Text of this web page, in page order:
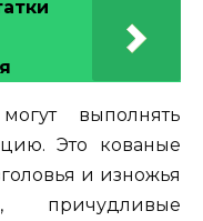
выполнять
Это кованые
и изножья